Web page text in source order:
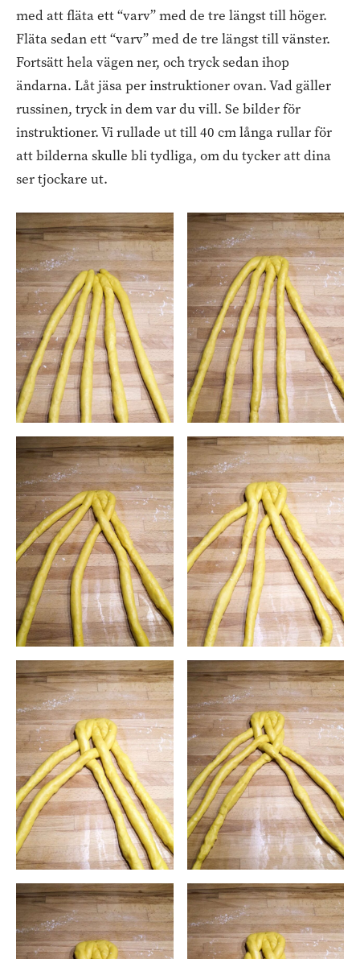
med att fläta ett “varv” med de tre längst till höger.
Fläta sedan ett “varv” med de tre längst till vänster.
Fortsätt hela vägen ner, och tryck sedan ihop
ändarna. Låt jäsa per instruktioner ovan. Vad gäller
russinen, tryck in dem var du vill. Se bilder för
instruktioner. Vi rullade ut till 40 cm långa rullar för
att bilderna skulle bli tydliga, om du tycker att dina
ser tjockare ut.